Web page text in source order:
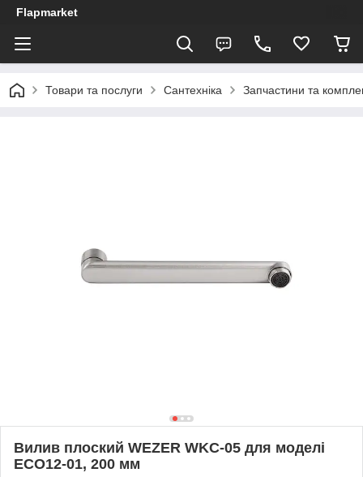
Flapmarket
Товари та послуги Сантехніка Запчастини та
Вилив плоский WEZER WKC-05 для моделі
ЕCО12-01, 200 мм